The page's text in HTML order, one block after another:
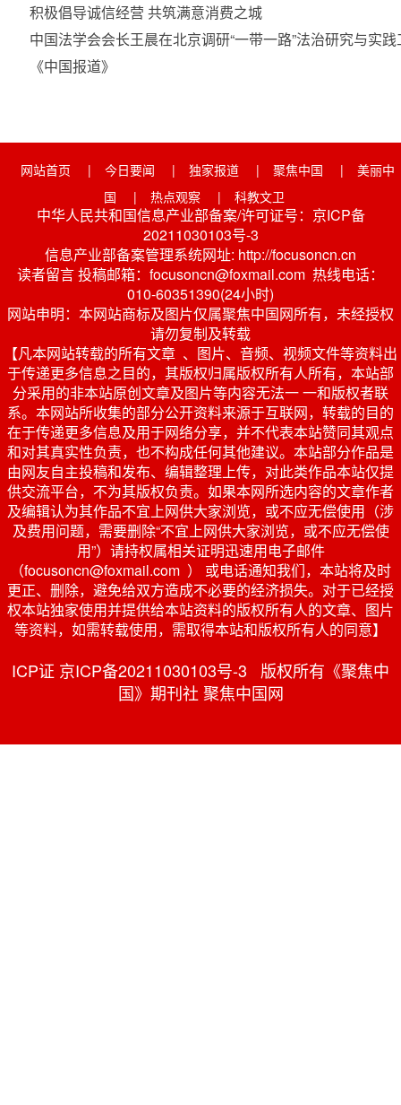
积极倡导诚信经营 共筑满意消费之城
中国法学会会长王晨在北京调研“一带一路”法治研究与实
《中国报道》
网站首页 | 今日要闻 | 独家报道 | 聚焦中国 |
美丽中
国
| 热点观察 | 科教文卫
中华人民共和国信息产业部备案/许可证号：京ICP备
20211030103号-3
信息产业部备案管理系统网址: http://focusoncn.cn
读者留言 投稿邮箱：focusoncn@foxmail.com 热线电话：
010-60351390(24小时)
网站申明：本网站商标及图片仅属聚焦中国网所有，未经授权
请勿复制及转载
【凡本网站转载的所有文章 、图片、音频、视频文件等资料出
于传递更多信息之目的，其版权归属版权所有人所有，本站部
分采用的非本站原创文章及图片等内容无法一 一和版权者联
系。本网站所收集的部分公开资料来源于互联网，转载的目的
在于传递更多信息及用于网络分享，并不代表本站赞同其观点
和对其真实性负责，也不构成任何其他建议。本站部分作品是
由网友自主投稿和发布、编辑整理上传，对此类作品本站仅提
供交流平台，不为其版权负责。如果本网所选内容的文章作者
及编辑认为其作品不宜上网供大家浏览，或不应无偿使用（涉
及费用问题，需要删除“不宜上网供大家浏览，或不应无偿使
用”）请持权属相关证明迅速用电子邮件
（focusoncn@foxmail.com ） 或电话通知我们，本站将及时
更正、删除，避免给双方造成不必要的经济损失。对于已经授
权本站独家使用并提供给本站资料的版权所有人的文章、图片
等资料，如需转载使用，需取得本站和版权所有人的同意】
ICP证 京ICP备20211030103号-3 版权所有《聚焦中
国》期刊社 聚焦中国网